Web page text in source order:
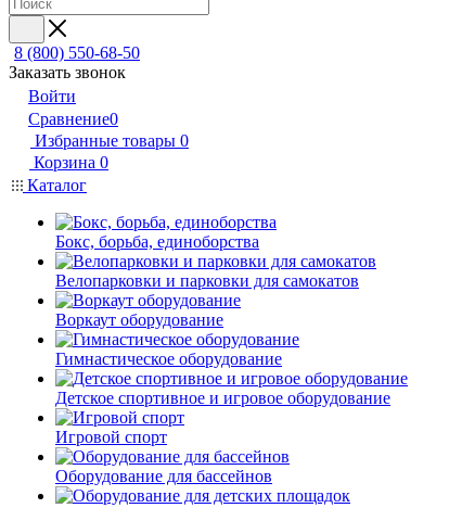
8 (800) 550-68-50
Заказать звонок
Войти
Сравнение0
Избранные товары 0
Корзина 0
Каталог
Бокс, борьба, единоборства
Велопарковки и парковки для самокатов
Воркаут оборудование
Гимнастическое оборудование
Детское спортивное и игровое оборудование
Игровой спорт
Оборудование для бассейнов